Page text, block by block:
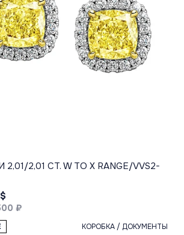
2,01 CT. W TO X RANGE/VVS2-
₽
КОРОБКА / ДОКУМЕНТЫ